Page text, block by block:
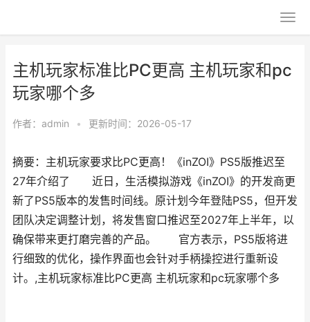
主机玩家标准比PC更高 主机玩家和pc
玩家哪个多
作者： admin • 更新时间：2026-05-17
摘要：主机玩家要求比PC更高！《inZOI》PS5版推迟至
27年介绍了 近日，生活模拟游戏《inZOI》的开发商更
新了PS5版本的发售时间线。原计划今年登陆PS5，但开发
团队决定调整计划，将发售窗口推迟至2027年上半年，以
确保带来更打磨完善的产品。 官方表示，PS5版将进
行细致的优化，操作界面也会针对手柄操控进行重新设
计。,主机玩家标准比PC更高 主机玩家和pc玩家哪个多